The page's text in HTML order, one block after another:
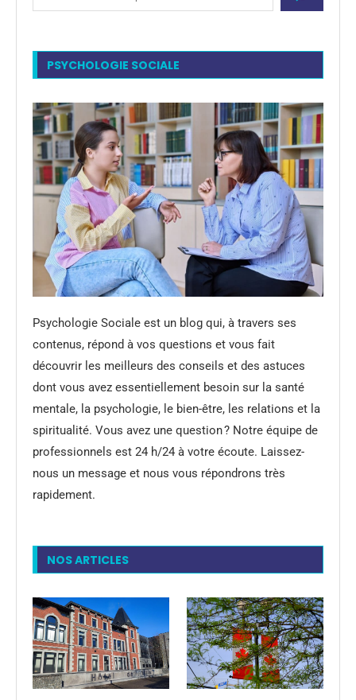
PSYCHOLOGIE SOCIALE
Psychologie Sociale est un blog qui, à travers ses
contenus, répond à vos questions et vous fait
découvrir les meilleurs des conseils et des astuces
dont vous avez essentiellement besoin sur la santé
mentale, la psychologie, le bien-être, les relations et la
spiritualité. Vous avez une question ? Notre équipe de
professionnels est 24 h/24 à votre écoute. Laissez-
nous un message et nous vous répondrons très
rapidement.
NOS ARTICLES